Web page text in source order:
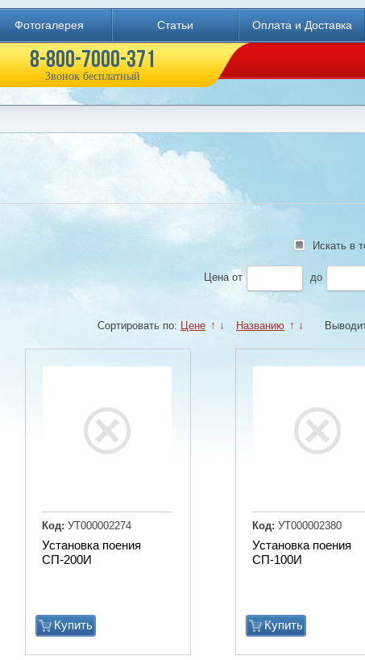
Фотогалерея Статьи Оплата и Доставка
8-800-7000-371
Звонок бесплатный
Искать в
Ценаот до
Сортировать по: Цене ↑ ↓ Названию ↑ ↓
Установка поения
СП-200И
Купить
Код: УТ000002274
Установка поения
СП-100И
Купить
Код: УТ000002380